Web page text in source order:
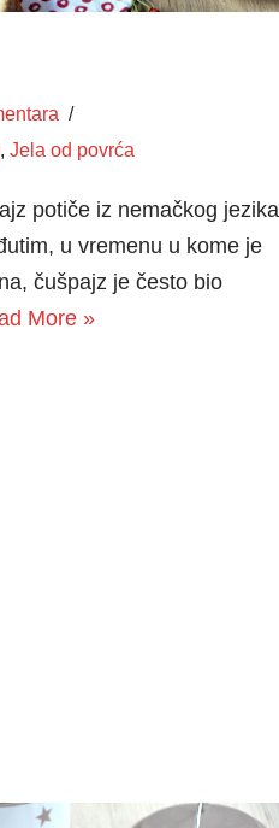
, Jela od povrća
potiče iz nemačkog jezika
u vremenu u kome je
čušpajz je često bio
More »